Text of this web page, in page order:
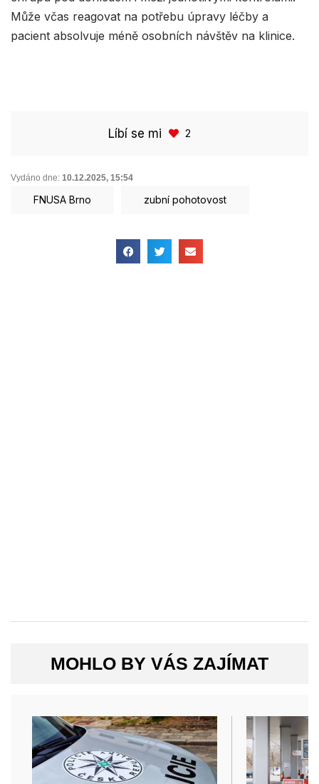
Může včas reagovat na potřebu úpravy léčby a
pacient absolvuje méně osobních návštěv na klinice.
Líbí se mi 2
Vydáno dne: 10.12.2025, 15:54
FNUSA Brno zubní pohotovost
MOHLO BY VÁS ZAJÍMAT